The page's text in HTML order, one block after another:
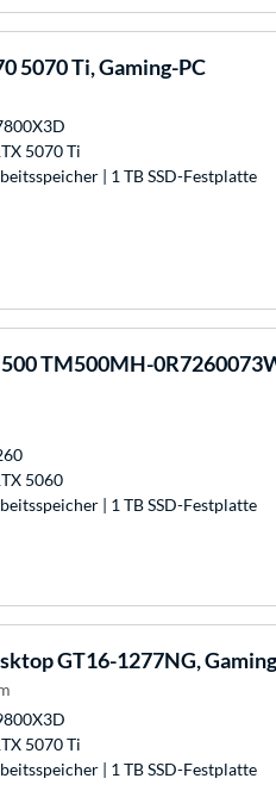
5070 Ti, Gaming-PC
5070 Ti
| 1 TB SSD-Festplatte
TM500MH-
5060
| 1 TB SSD-Festplatte
GT16-1277NG,
5070 Ti
| 1 TB SSD-Festplatte